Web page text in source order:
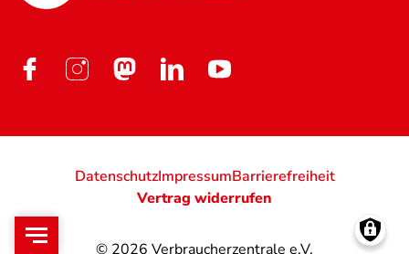
© 2026 Verbraucherzentrale e.V.
DatenschutzImpressumBarrierefreiheit
Vertrag widerrufen